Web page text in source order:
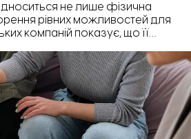
не лише фізична
рівних можливостей для
компаній показує, що її
вкладень. Про це говорили
Havas Talks, передає